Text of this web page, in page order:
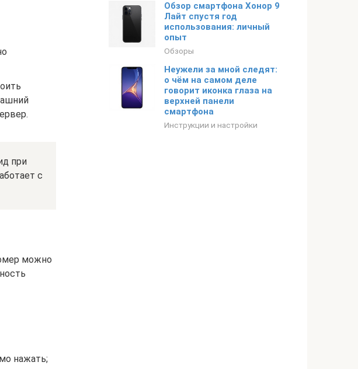
при
с
можно
нажать;
Обзор смартфона Хонор 9
Лайт спустя год
использования: личный
опыт
Обзоры
Неужели за мной следят:
о чём на самом деле
говорит иконка глаза на
верхней панели
смартфона
Инструкции и настройки